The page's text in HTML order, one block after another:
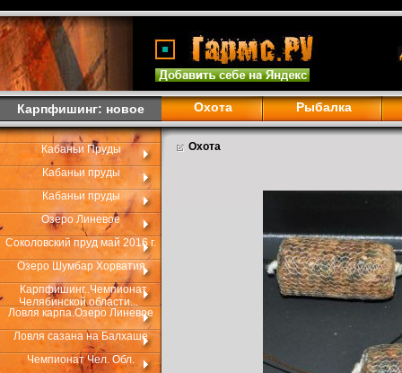
Карпфишинг: новое Охота Рыбалка
Кабаньи Пруды
Кабаньи пруды
Кабаньи пруды
Озеро Линевое
Соколовский пруд май 2016 г.
Озеро Шумбар Хорватия
Карпфишинг..Чемпионат
Челябинской области...
Ловля карпа.Озеро Линевое
Ловля сазана на Балхаше
Чемпионат Чел. Обл.
Охота